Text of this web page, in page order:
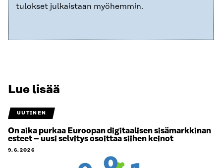
tulokset julkaistaan myöhemmin.
Lue lisää
UUTINEN
On aika purkaa Euroopan digitaalisen sisämarkkinan
esteet – uusi selvitys osoittaa siihen keinot
9.6.2026